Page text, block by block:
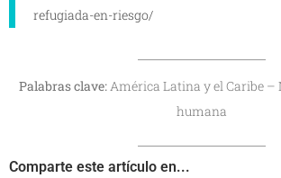
refugiada-en-riesgo/
Palabras clave:América Latina y el Caribe
humana
Comparte este artículo en...